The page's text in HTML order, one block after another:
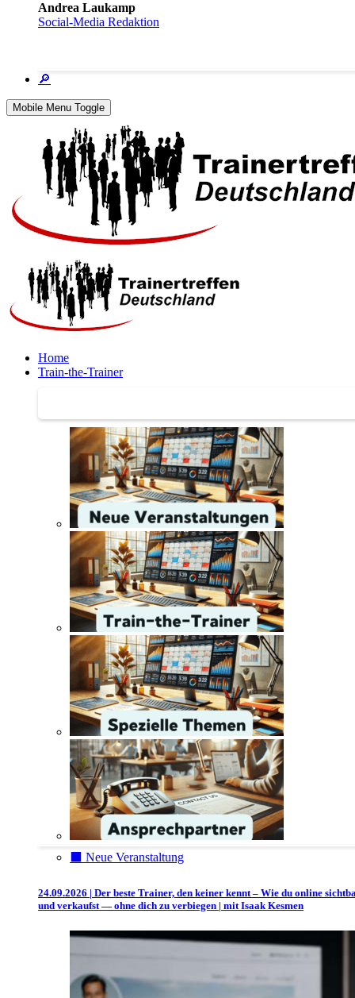
Andrea Laukamp
Social-Media Redaktion
🔎
Mobile Menu Toggle
Home
Train-the-Trainer
⬛️ Neue Veranstaltung
24.09.2026 | Der beste Trainer, den keiner kennt – Wie du online
und verkaufst — ohne dich zu verbiegen | mit Isaak Kesmen